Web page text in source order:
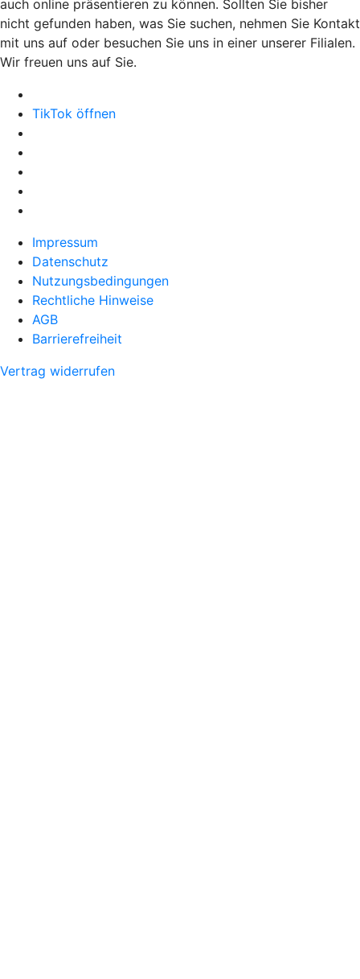
auch online präsentieren zu können. Sollten Sie bisher
nicht gefunden haben, was Sie suchen, nehmen Sie Kontakt
mit uns auf oder besuchen Sie uns in einer unserer Filialen.
Wir freuen uns auf Sie.
TikTok öffnen
Impressum
Datenschutz
Nutzungsbedingungen
Rechtliche Hinweise
AGB
Barrierefreiheit
Vertrag widerrufen